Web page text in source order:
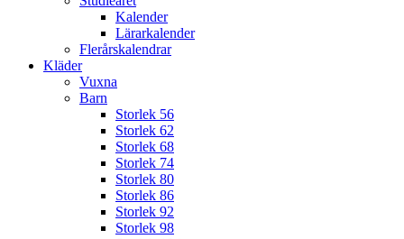
Kalender
Lärarkalender
Flerårskalendrar
Kläder
Vuxna
Barn
Storlek 56
Storlek 62
Storlek 68
Storlek 74
Storlek 80
Storlek 86
Storlek 92
Storlek 98